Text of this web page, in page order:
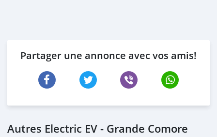
Partager une annonce avec vos amis!
Autres Electric EV - Grande Comore